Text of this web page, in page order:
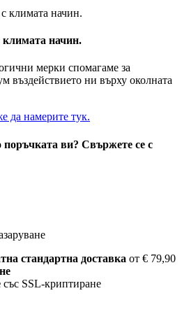
климата начин.
мерки спомагаме за
въздействието ни върху околната
да намерите тук.
ви? Свържете се с
стандартна доставка от € 79,90
със SSL-криптиране